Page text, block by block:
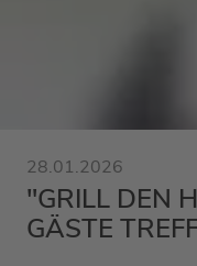
28.01.2026
"GRILL DEN
GÄSTE